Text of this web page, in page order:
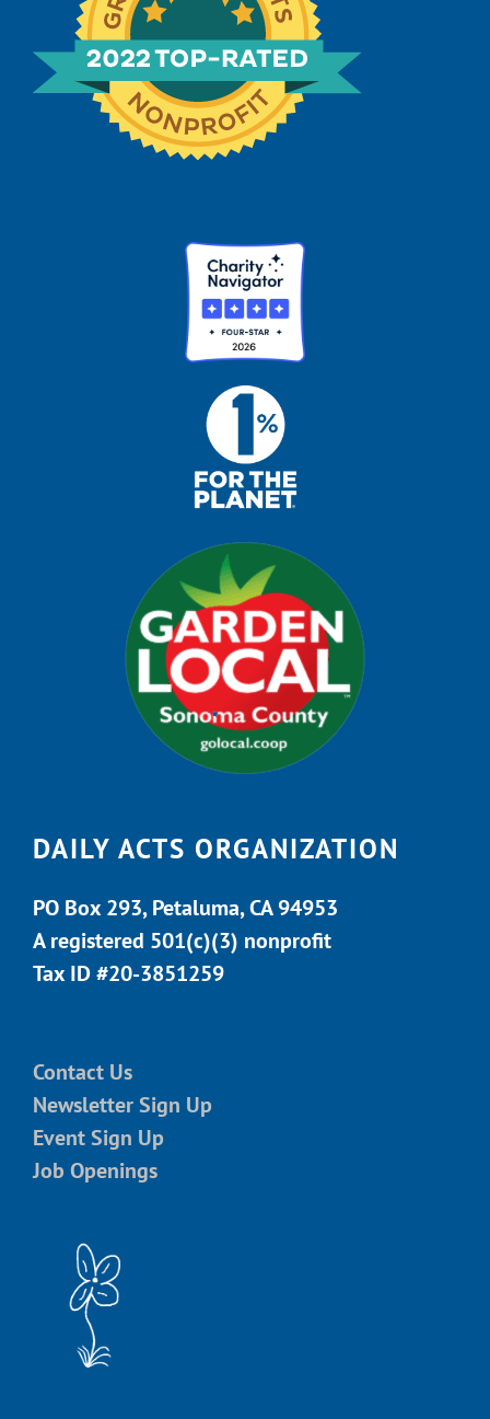
DAILY ACTS ORGANIZATION
PO Box 293, Petaluma, CA 94953
A registered 501(c)(3) nonprofit
Tax ID #20-3851259
Contact Us
Newsletter Sign Up
Event Sign Up
Job Openings